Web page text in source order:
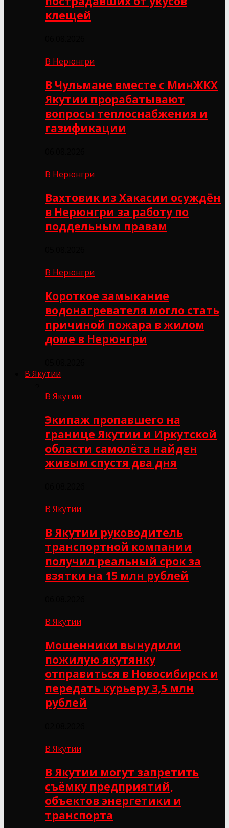
клещей
В Нерюнгри
В Чульмане вместе с МинЖКХ
Якутии прорабатывают
вопросы теплоснабжения и
газификации
В Нерюнгри
Вахтовик из Хакасии осуждён
в Нерюнгри за работу по
поддельным правам
В Нерюнгри
Короткое замыкание
водонагревателя могло стать
причиной пожара в жилом
доме в Нерюнгри
В Якутии
В Якутии
Экипаж пропавшего на
границе Якутии и Иркутской
области самолёта найден
живым спустя два дня
В Якутии
В Якутии руководитель
транспортной компании
получил реальный срок за
взятки на 15 млн рублей
В Якутии
Мошенники вынудили
пожилую якутянку
отправиться в Новосибирск и
передать курьеру 3,5 млн
рублей
В Якутии
В Якутии могут запретить
съёмку предприятий,
объектов энергетики и
транспорта